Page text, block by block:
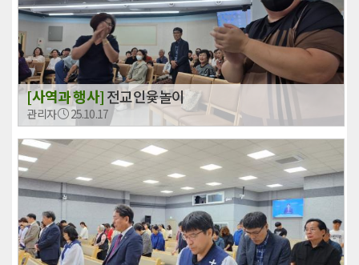
[사역과 행사]전교인윷놀이
관리자 25.10.17